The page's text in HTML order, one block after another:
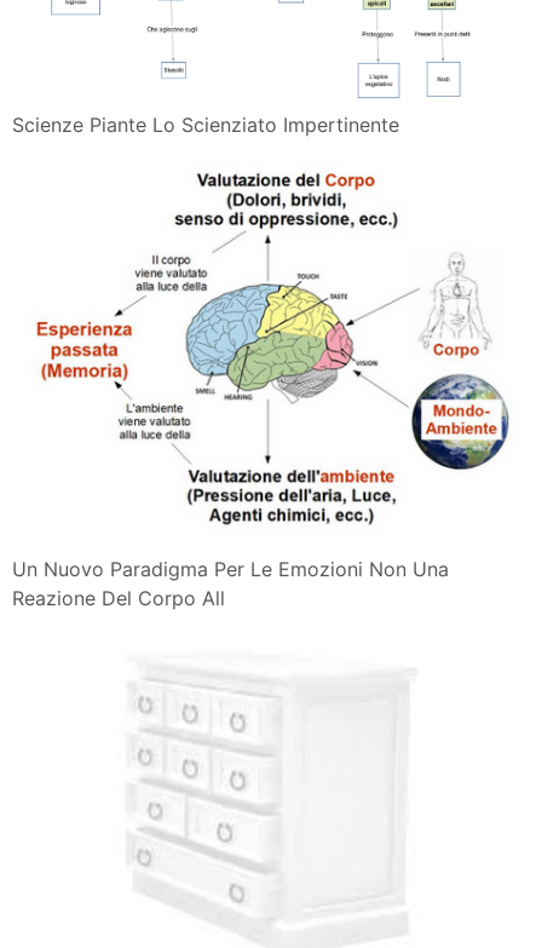
Scienze Piante Lo Scienziato Impertinente
Un Nuovo Paradigma Per Le Emozioni Non Una
Reazione Del Corpo All